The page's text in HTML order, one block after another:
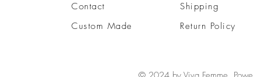
Contact
Custom Made
Shipping
Return Policy